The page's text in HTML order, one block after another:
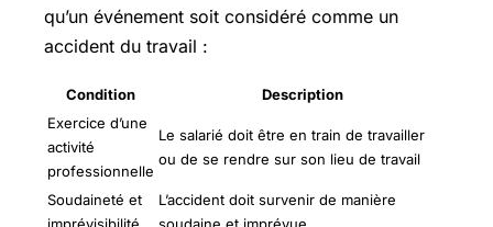
qu’un événement soit considéré comme un
accident du travail :
Condition
Description
Exercice d’une
activité
professionnelle
Le salarié doit être en train de travailler
ou de se rendre sur son lieu de travail
Soudaineté et
L’accident doit survenir de manière